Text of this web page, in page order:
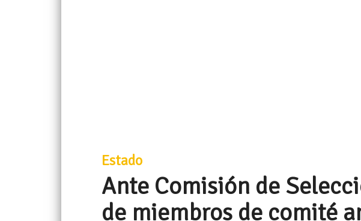
Estado
Ante Comisión de
de miembros de comité